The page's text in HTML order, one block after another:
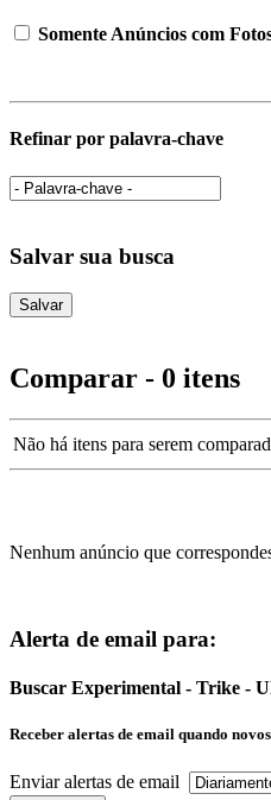
Somente Anúncios com
Refinar por palavra-chave
Salvar sua busca
Comparar - 0 itens
Não há itens para serem
Nenhum anúncio que
Alerta de email para:
Buscar Experimental - Trike -
Receber alertas de email quando
Enviar alertas de email